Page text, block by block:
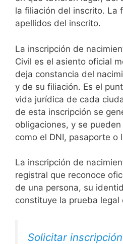
la filiación del inscrito. La
apellidos del inscrito.
La inscripción de
Civil es el asiento oficial
deja constancia del
y de su filiación. Es el
vida jurídica de cada
de esta inscripción se
obligaciones, y se
como el DNI, pasaporte o
La inscripción de
registral que reconoce
de una persona, su
constituye la prueba legal
Solicitar